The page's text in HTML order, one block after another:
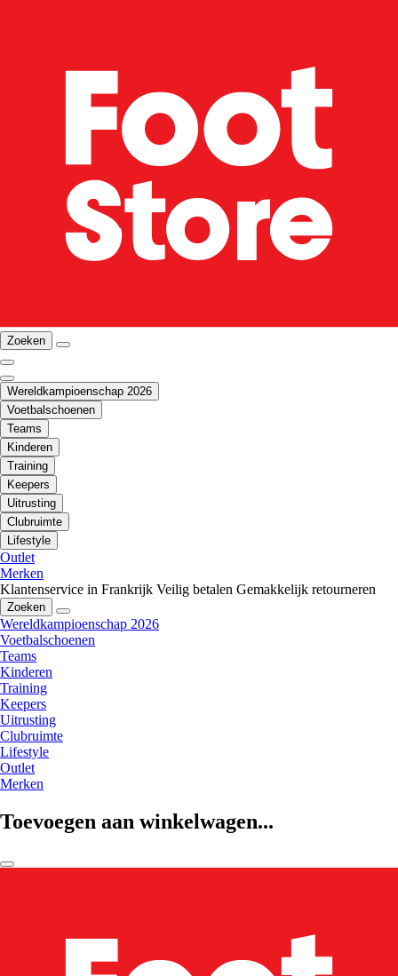
Zoeken
Wereldkampioenschap 2026
Voetbalschoenen
Teams
Kinderen
Training
Keepers
Uitrusting
Clubruimte
Lifestyle
Outlet
Merken
Klantenservice in Frankrijk Veilig betalen Gemakkelijk retourneren
Zoeken
Wereldkampioenschap 2026
Voetbalschoenen
Teams
Kinderen
Training
Keepers
Uitrusting
Clubruimte
Lifestyle
Outlet
Merken
Toevoegen aan winkelwagen...